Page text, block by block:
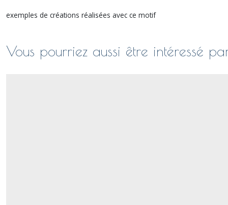
exemples de créations réalisées avec ce motif
Vous pourriez aussi être intéressé